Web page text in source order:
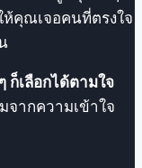
ห้คุณเจอคนที่ตรงใจ
ก็เลือกได้ตามใจ
จากความเข้าใจ